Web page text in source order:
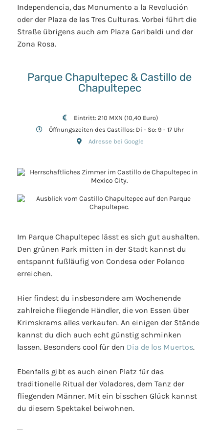
Independencia, das Monumento a la Revolución
oder der Plaza de las Tres Culturas. Vorbei führt die
Straße übrigens auch am Plaza Garibaldi und der
Zona Rosa.
Parque Chapultepec & Castillo de
Chapultepec
Eintritt: 210 MXN (10,40 Euro)
Öffnungszeiten des Castillos: Di - So: 9 - 17 Uhr
Adresse bei Google
Im Parque Chapultepec lässt es sich gut aushalten.
Den grünen Park mitten in der Stadt kannst du
entspannt fußläufig von Condesa oder Polanco
erreichen.
Hier findest du insbesondere am Wochenende
zahlreiche fliegende Händler, die von Essen über
Krimskrams alles verkaufen. An einigen der Stände
kannst du dich auch echt günstig schminken
lassen. Besonders cool für den Dia de los Muertos.
Ebenfalls gibt es auch einen Platz für das
traditionelle Ritual der Voladores, dem Tanz der
fliegenden Männer. Mit ein bisschen Glück kannst
du diesem Spektakel beiwohnen.